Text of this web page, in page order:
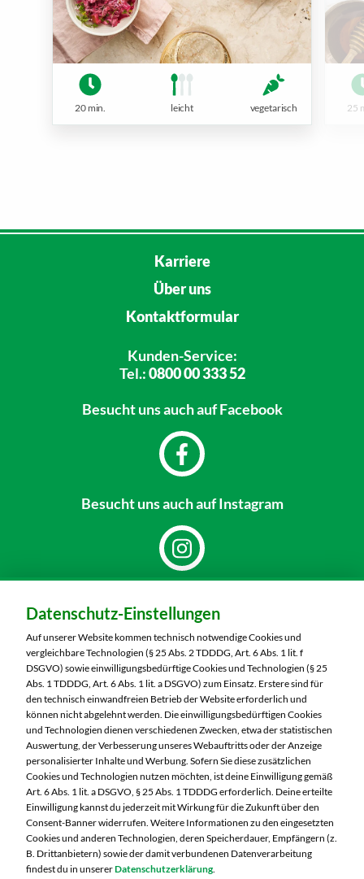
20 min. leicht vegetarisch 25
Karriere
Über uns
Kontaktformular
Kunden-Service:
Tel.:0800 00 333 52
Besucht unsauch auf Facebook
Besucht unsauch auf Instagram
MARKTKAUF Markkleeberg
Städtelner Straße 54
04416 Markkleeberg
Telefon:0341 35390
Markt ändern
Öffnungszeiten diese Woche:
Mo:
07:00 – 20:00 Uhr
Di:
07:00 – 20:00 Uhr
Mi:
07:00 – 20:00 Uhr
Do:
07:00 – 21:00 Uhr
Fr:
07:00 – 21:00 Uhr
Datenschutz-Einstellungen
Auf unserer Website kommen technisch notwendige Cookies und
vergleichbare Technologien (§ 25 Abs. 2 TDDDG, Art. 6 Abs. 1 lit. f
DSGVO) sowie einwilligungsbedürftige Cookies und Technologien (§ 25
Abs. 1 TDDDG, Art. 6 Abs. 1 lit. a DSGVO) zum Einsatz. Erstere sind für
den technisch einwandfreien Betrieb der Website erforderlich und
können nicht abgelehnt werden. Die einwilligungsbedürftigen Cookies
und Technologien dienen verschiedenen Zwecken, etwa der statistischen
Auswertung, der Verbesserung unseres Webauftritts oder der Anzeige
personalisierter Inhalte und Werbung. Sofern Sie diese zusätzlichen
Cookies und Technologien nutzen möchten, ist deine Einwilligung gemäß
Art. 6 Abs. 1 lit. a DSGVO, § 25 Abs. 1 TDDDG erforderlich. Deine erteilte
Einwilligung kannst du jederzeit mit Wirkung für die Zukunft über den
Consent-Banner widerrufen. Weitere Informationen zu den eingesetzten
Cookies und anderen Technologien, deren Speicherdauer, Empfängern (z.
B. Drittanbietern) sowie der damit verbundenen Datenverarbeitung
findest du in unsererDatenschutzerklärung.